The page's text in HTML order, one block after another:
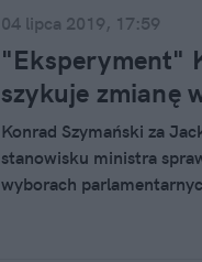
04 lipca 2019, 17:59
"Eksperyment"
szykuje zmianę
Konrad Szymański za
stanowisku ministra
wyborach